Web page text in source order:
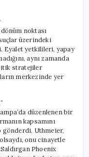
noktası
üzerindeki
Eyalet yetkilileri, yapay
aynı zamanda
stratejiler
merkezinde yer
düzenlenen bir
kapsamını
gönderdi. Uthmeier,
onu cinayetle
Phoenix